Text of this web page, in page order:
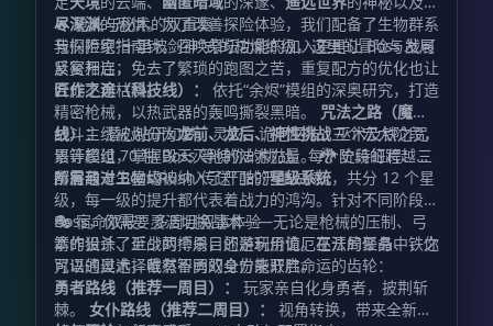
尽深渊的恐惧。为了改善探险体验，我们配备了生物群系
与探险家指南针，召唤祭坛功能的加入更是让 Boss 战可
反复开启，免去了繁琐的跑图之苦，重复配方的优化也让
合成不再枯燥。
🔥 枪火与秘术的双重奏
我们拒绝“十里坡剑神”式的枯燥练级，这里的冒险与发展
紧密相连：
匠作之途（科技线）：
依托“余烬”模组的深奥研究，打造
精密枪械，以热武器的轰鸣撕裂黑暗。 咒法之路（魔法
线）：潜心钻研幻梦、灵灾、诡厄巫法、巫术及铁之咒
语等模组，掌握毁天灭地的法术力量。 🐉 史诗征程：三
阶层与十二星级
战斗主线被划分为龙前、龙后、神性挑战三个宏大阶段，
累计超过 70 种 Boss 等待你的挑战。每个阶段的跨越，
都需通过 Boss Rush 传送门的严酷试炼。
所有敌对生物均被纳入了严酷的星级系统，共分 12 个星
级，每一级的提升都代表着战力的鸿沟。针对不同阶段的
Boss，你需要灵活切换战术——无论是枪械的压制、弓
箭的狙杀、近战的搏杀，还是利用诡厄巫法的聚晶、铁之
咒语的奥术，唯有智勇双全方能取胜。
🎭 宿命双岐：多周目叙事体验
本作设计了至少两个周目的游玩价值。在开局任务中，你
可以通过选择截然不同的身份来开启命运的齿轮：
勇者路线（推荐一周目）：
玩家亲自化身勇者，披荆斩
棘。 女仆路线（推荐二周目）：
视角转换，带来全新的